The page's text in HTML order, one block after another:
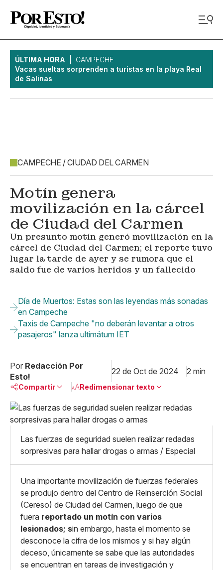
ÚLTIMA HORA
CAMPECHE
Vacas sueltas sorprenden a turistas en la playa Real
de Salinas
CAMPECHE / CIUDAD DEL CARMEN
Motín genera
movilización en la cárcel
de Ciudad del Carmen
Un presunto motín generó movilización en la
cárcel de Ciudad del Carmen; el reporte tuvo
lugar la tarde de ayer y se rumora que el
saldo fue de varios heridos y un fallecido
Día de Muertos: Estas son las leyendas más sonadas
en Campeche
Taxis de Campeche "no deberán levantar a otros
pasajeros" lanza ultimátum IET
Por Redacción Por
Esto!
22 de Oct de 2024 2 min
Compartir
Linkedin
Facebook
X
Whatsapp
Copiar enlace
Redimensionar texto
Pequeño
Mediano
Grande
Las fuerzas de seguridad suelen realizar redadas
sorpresivas para hallar drogas o armas / Especial
Una importante movilización de fuerzas federales
se produjo dentro del Centro de Reinserción Social
(Cereso) de Ciudad del Carmen, luego de que
fuera reportado un motín con varios
lesionados; sin embargo, hasta el momento se
desconoce la cifra de los mismos y si hay algún
deceso, únicamente se sabe que las autoridades
se encuentran en tareas de investigación y